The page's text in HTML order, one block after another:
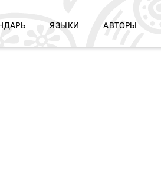
ЯЗЫКИ АВТОРЫ